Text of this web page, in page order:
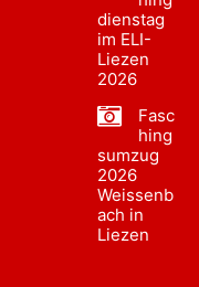
dienstag
im ELI-
Liezen
2026
Fasc
hing
sumzug
2026
Weissenb
ach in
Liezen